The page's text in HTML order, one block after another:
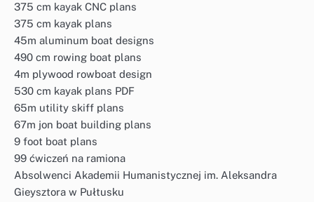
375 cm kayak CNC plans
375 cm kayak plans
45m aluminum boat designs
490 cm rowing boat plans
4m plywood rowboat design
530 cm kayak plans PDF
65m utility skiff plans
67m jon boat building plans
9 foot boat plans
99 ćwiczeń na ramiona
Absolwenci Akademii Humanistycznej im. Aleksandra
Gieysztora w Pułtusku